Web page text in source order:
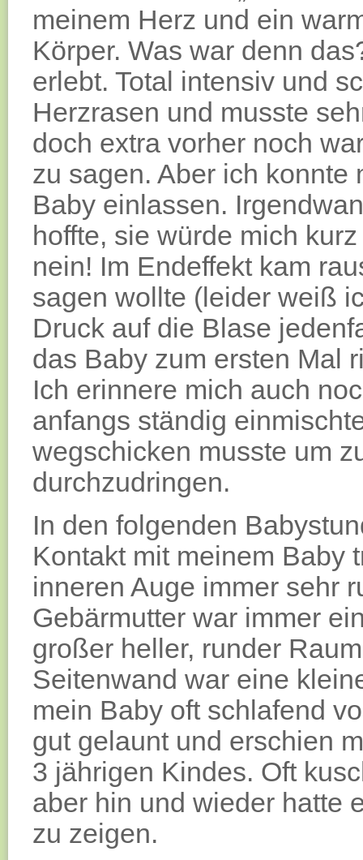
meinem Herz und ein
Körper. Was war denn
erlebt. Total intensiv und
Herzrasen und musste
doch extra vorher noch
zu sagen. Aber ich konnte
Baby einlassen.
hoffte, sie würde mich
nein! Im Endeffekt kam
sagen wollte (leider weiß
Druck auf die Blase
das Baby zum ersten Mal
Ich erinnere mich auch
anfangs ständig
wegschicken musste um
durchzudringen.
In den folgenden
Kontakt mit meinem Baby
inneren Auge immer sehr
Gebärmutter war immer
großer heller, runder
Seitenwand war eine
mein Baby oft schlafend
gut gelaunt und erschien
3 jährigen Kindes. Oft
aber hin und wieder hatte
zu zeigen.